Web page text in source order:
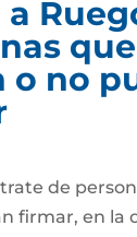
o no
de
firmar, en la